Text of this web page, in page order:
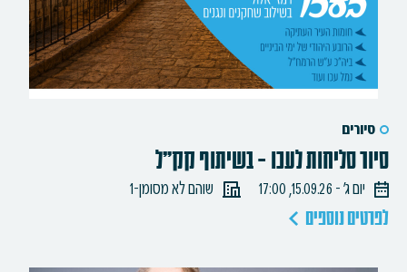
סיורים
סיור סליחות לעכו – בשיתוף קק"ל
יום ג׳ - 15.09.26, 17:00 שוהם לא מסומן-1
לפרטים נוספים